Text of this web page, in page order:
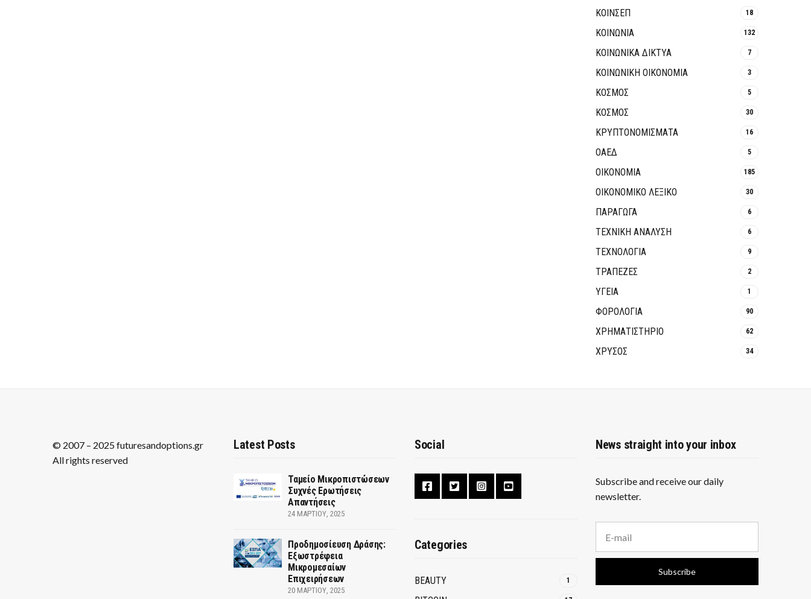
ΚΟΙΝΣΕΠ 18
ΚΟΙΝΩΝΙΑ 132
ΚΟΙΝΩΝΙΚΆ ΔΊΚΤΥΑ 7
ΚΟΙΝΩΝΙΚΉ ΟΙΚΟΝΟΜΊΑ 3
ΚΟΣΜΟΣ 5
ΚΟΣΜΟΣ 30
ΚΡΥΠΤΟΝΟΜΊΣΜΑΤΑ 16
ΟΑΕΔ 5
ΟΙΚΟΝΟΜΙΑ 185
ΟΙΚΟΝΟΜΙΚΟ ΛΕΞΙΚΟ 30
ΠΑΡΑΓΩΓΑ 6
ΤΕΧΝΙΚΗ ΑΝΑΛΥΣΗ 6
ΤΕΧΝΟΛΟΓΙΑ 9
ΤΡΆΠΕΖΕΣ 2
ΥΓΕΙΑ 1
ΦΟΡΟΛΟΓΙΑ 90
ΧΡΗΜΑΤΙΣΤΗΡΙΟ 62
ΧΡΥΣΟΣ 34
© 2007 – 2025 futuresandoptions.gr
All rights reserved
Latest Posts
Ταμείο Μικροπιστώσεων
Συχνές Ερωτήσεις
Απαντήσεις
24 ΜΑΡΤΊΟΥ, 2025
Προδημοσίευση Δράσης:
Εξωστρέφεια
Μικρομεσαίων
Επιχειρήσεων
20 ΜΑΡΤΊΟΥ, 2025
Social
Categories
BEAUTY 1
News straight into your inbox
Subscribe and receive our daily
newsletter.
a
i
a
Subscribe